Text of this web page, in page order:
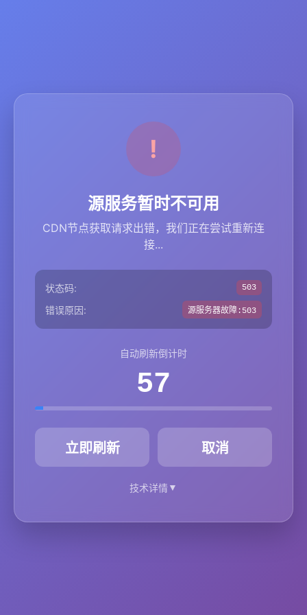
源服务暂时不可用
CDN节点获取请求出错，我们正在尝试重新连
接...
状态码: 503
错误原因: 源服务器故障:503
自动刷新倒计时
57
立即刷新 取消
技术详情▼